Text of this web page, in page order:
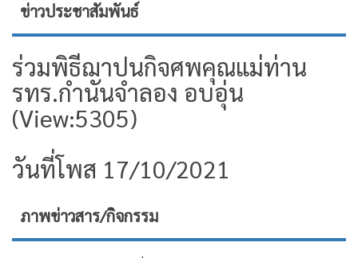
ข่าวประชาสัมพันธ์
ร่วมพิธีฌาปนกิจศพคุณแม่ท่าน
รทร.กำนันจำลอง อบอุ่น
(View:5305)
วันที่โพส 17/10/2021
ภาพข่าวสาร/กิจกรรม